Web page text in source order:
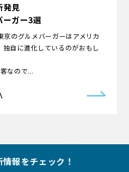
発見
ーガー3選
京のグルメバーガーはアメリカ
独自に進化しているのがおもし
なので...
報をチェック！